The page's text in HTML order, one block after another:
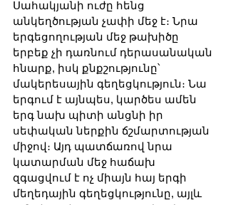
Սահակյանի ուժը հենց
անկեղծության չափի մեջ է։ Նրա
երգեցողության մեջ թախիծը
երբեք չի դառնում դերասանական
հնարք, իսկ քնքշությունը՝
մակերեսային գեղեցկություն։ Նա
երգում է այնպես, կարծես ամեն
երգ նախ պիտի անցնի իր
սեփական ներքին ճշմարտության
միջով։ Այդ պատճառով նրա
կատարման մեջ հաճախ
զգացվում է ոչ միայն հայ երգի
մեղեդային գեղեցկությունը, այլև